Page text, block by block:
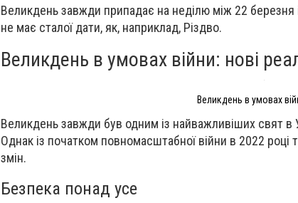
Великдень завжди припадає на неділю між 22 березня
не має сталої дати, як, наприклад, Різдво.
Великдень в умовах війни: нові
Великдень в умовах
Великдень завжди був одним із найважливіших свят в
Однак із початком повномасштабної війни в 2022 році
змін.
Безпека понад усе